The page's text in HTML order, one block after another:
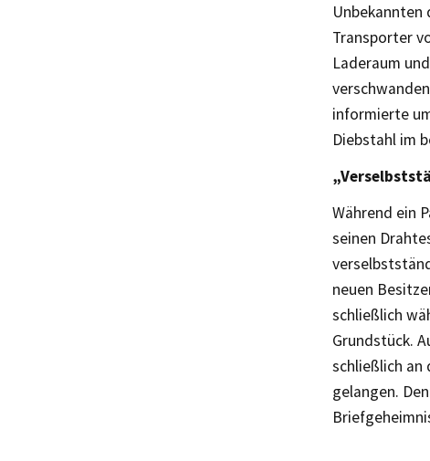
Transporter
Laderaum
informierte
Diebstahl im
Während ein
seinen
neuen
schließlich
Grundstück.
schließlich an
gelangen.